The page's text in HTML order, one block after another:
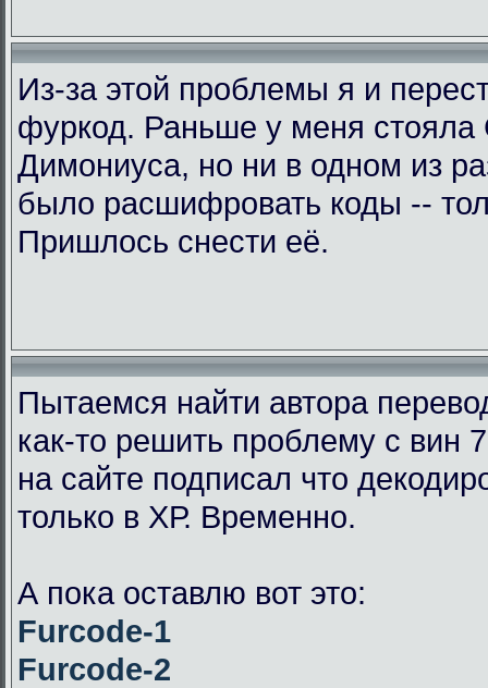
Из-за этой проблемы я и
фуркод. Раньше у меня стояла
Димониуса, но ни в одном из
было расшифровать коды --
Пришлось снести её.
Пытаемся найти автора
как-то решить проблему с вин
на сайте подписал что
только в ХР. Временно.
А пока оставлю вот это:
Furcode-1
Furcode-2